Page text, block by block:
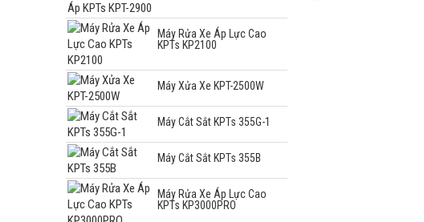
Máy Rửa Xe Áp Lực Cao
KPTs KP2100
Máy Xửa Xe KPT-2500W
Máy Cắt Sắt KPTs 355G-1
Máy Cắt Sắt KPTs 355B
Máy Rửa Xe Áp Lực Cao
KPTs KP3000PRO